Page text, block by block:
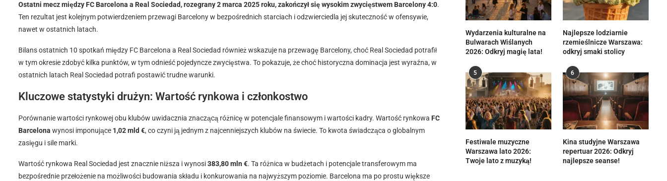
Ostatni mecz między FC Barcelona a Real Sociedad, rozegrany 2 marca 2025 roku, zakończył się wysokim zwycięstwem Barcelony 4:0.
Ten rezultat jest kolejnym potwierdzeniem przewagi Barcelony w bezpośrednich starciach i odzwierciedla jej skuteczność w ofensywie,
nawet w ostatnich latach.
Bilans ostatnich 10 spotkań między FC Barcelona a Real Sociedad również wskazuje na przewagę Barcelony, choć Real Sociedad potrafił
w tym okresie zdobyć kilka punktów, w tym odnieść pojedyncze zwycięstwa. To pokazuje, że choć historyczna dominacja jest wyraźna, w
ostatnich latach Real Sociedad potrafi postawić trudne warunki.
Kluczowe statystyki drużyn: Wartość rynkowa i członkostwo
Porównanie wartości rynkowej obu klubów uwidacznia znaczącą różnicę w potencjale finansowym i wartości kadry. Wartość rynkowa FC
Barcelona wynosi imponujące 1,02 mld €, co czyni ją jednym z najcenniejszych klubów na świecie. To kwota świadcząca o globalnym
zasięgu i sile marki.
Wartość rynkowa Real Sociedad jest znacznie niższa i wynosi383,80 mln €. Ta różnica w budżetach i potencjale transferowym ma
bezpośrednie przełożenie na możliwości budowania składu i konkurowania na najwyższym poziomie. Barcelona ma po prostu większe
Wydarzenia kulturalne na
Bulwarach Wiślanych
2026: Odkryj magię lata!
Najlepsze lodziarnie
rzemieślnicze Warszawa:
odkryj smaki stolicy
5
Festiwale muzyczne
Warszawa lato 2026:
Twoje lato z muzyką!
6
Kina studyjne Warszawa
repertuar 2026: Odkryj
najlepsze seanse!